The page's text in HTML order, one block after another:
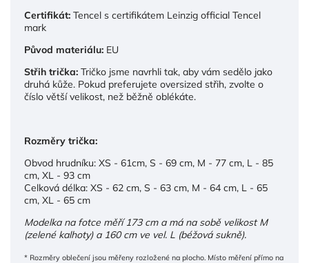
Certifikát: Tencel s certifikátem Leinzig official Tencel
mark
Původ materiálu: EU
Střih trička: Tričko jsme navrhli tak, aby vám sedělo jako
druhá kůže. Pokud preferujete oversized střih, zvolte o
číslo větší velikost, než běžně oblékáte.
Rozměry trička:
Obvod hrudníku: XS - 61cm, S - 69 cm, M - 77 cm, L - 85
cm, XL - 93 cm
Celková délka: XS - 62 cm, S - 63 cm, M - 64 cm, L - 65
cm, XL - 65 cm
Modelka na fotce měří 173 cm a má na sobě velikost M
(zelené kalhoty) a 160 cm ve vel. L (béžová sukně).
* Rozměry oblečení jsou měřeny rozložené na plocho. Místo měření přímo na